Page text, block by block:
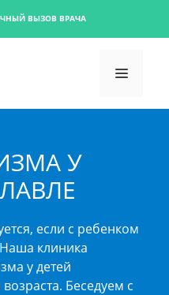
ВЫЗОВ ВРАЧА
У
если с ребенком
клиника
у детей
Беседуем с